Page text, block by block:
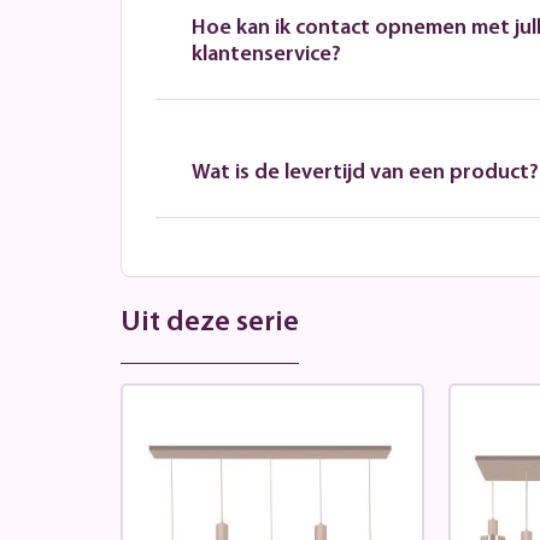
Hoe kan ik contact opnemen met
klantenservice?
Wat is de levertijd van een product?
Uit deze serie